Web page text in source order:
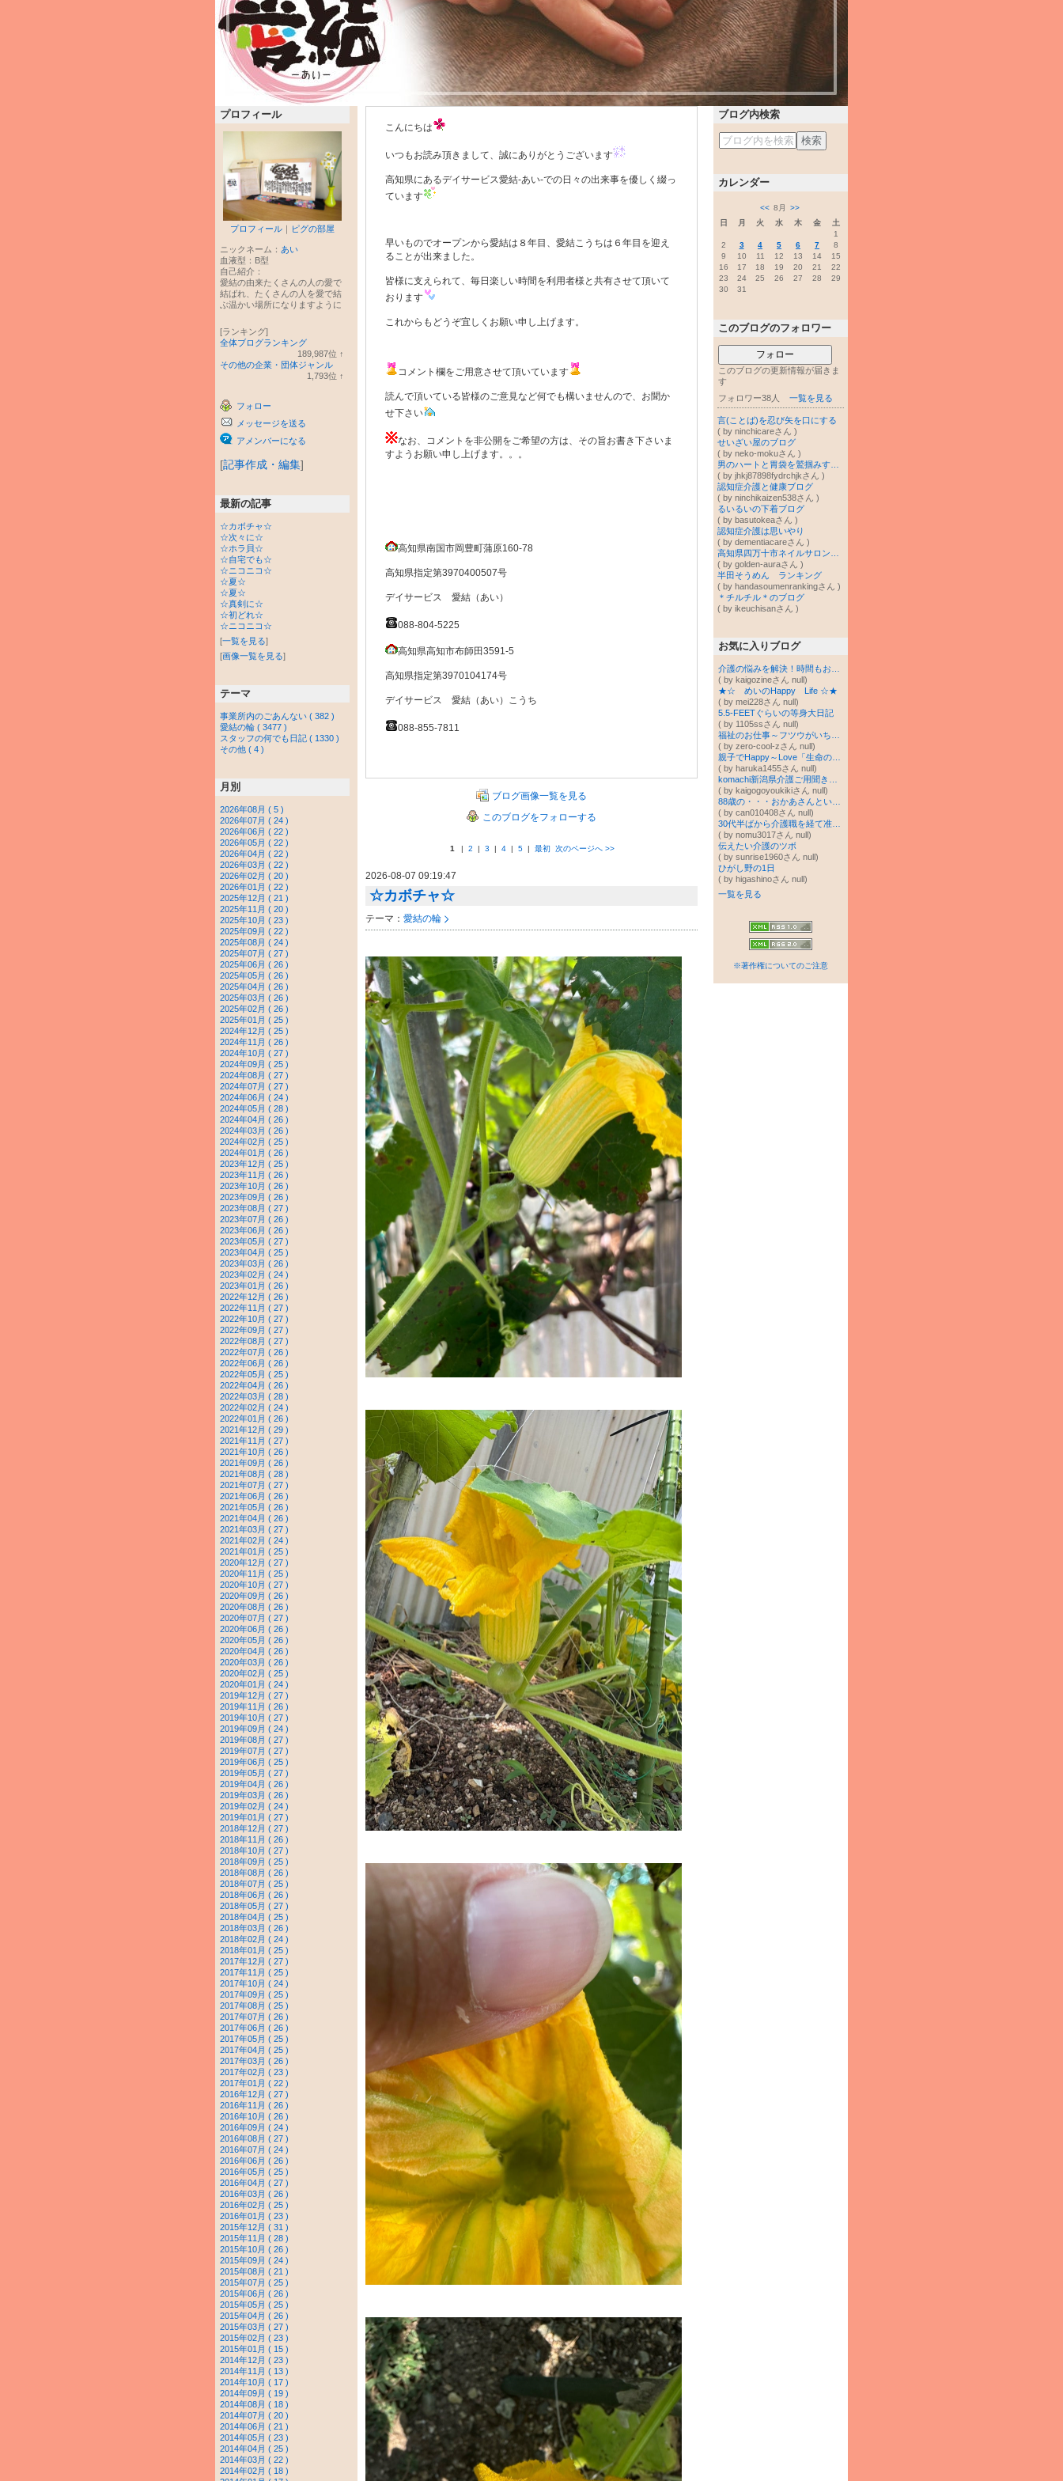
プロフィール
プロフィール ｜ ピグの部屋
ニックネーム： あい
血液型： B型
自己紹介：
愛結の由来たくさんの人の愛で
結ばれ、たくさんの人を愛で結
ぶ温かい場所になりますように
[ランキング]
全体ブログランキング
189,987位 ↑
その他の企業・団体ジャンル
1,793位 ↑
フォロー
メッセージを送る
アメンバーになる
[記事作成・編集]
最新の記事
☆カボチャ☆
☆次々に☆
☆ホラ貝☆
☆自宅でも☆
☆ニコニコ☆
☆夏☆
☆夏☆
☆真剣に☆
☆初どれ☆
☆ニコニコ☆
[一覧を見る]
[画像一覧を見る]
テーマ
事業所内のごあんない ( 382 )
愛結の輪 ( 3477 )
スタッフの何でも日記 ( 1330 )
その他 ( 4 )
月別
2026年08月 ( 5 )
2026年07月 ( 24 )
2026年06月 ( 22 )
2026年05月 ( 22 )
2026年04月 ( 22 )
2026年03月 ( 22 )
2026年02月 ( 20 )
2026年01月 ( 22 )
2025年12月 ( 21 )
2025年11月 ( 20 )
2025年10月 ( 23 )
2025年09月 ( 22 )
2025年08月 ( 24 )
2025年07月 ( 27 )
2025年06月 ( 26 )
2025年05月 ( 26 )
2025年04月 ( 26 )
2025年03月 ( 26 )
2025年02月 ( 26 )
2025年01月 ( 25 )
2024年12月 ( 25 )
2024年11月 ( 26 )
2024年10月 ( 27 )
2024年09月 ( 25 )
2024年08月 ( 27 )
2024年07月 ( 27 )
2024年06月 ( 24 )
2024年05月 ( 28 )
2024年04月 ( 26 )
2024年03月 ( 26 )
2024年02月 ( 25 )
2024年01月 ( 26 )
2023年12月 ( 25 )
2023年11月 ( 26 )
2023年10月 ( 26 )
2023年09月 ( 26 )
2023年08月 ( 27 )
2023年07月 ( 26 )
2023年06月 ( 26 )
2023年05月 ( 27 )
2023年04月 ( 25 )
2023年03月 ( 26 )
2023年02月 ( 24 )
2023年01月 ( 26 )
2022年12月 ( 26 )
2022年11月 ( 27 )
2022年10月 ( 27 )
2022年09月 ( 27 )
2022年08月 ( 27 )
2022年07月 ( 26 )
2022年06月 ( 26 )
2022年05月 ( 25 )
2022年04月 ( 26 )
2022年03月 ( 28 )
2022年02月 ( 24 )
2022年01月 ( 26 )
2021年12月 ( 29 )
2021年11月 ( 27 )
2021年10月 ( 26 )
2021年09月 ( 26 )
2021年08月 ( 28 )
2021年07月 ( 27 )
2021年06月 ( 26 )
2021年05月 ( 26 )
2021年04月 ( 26 )
2021年03月 ( 27 )
2021年02月 ( 24 )
2021年01月 ( 25 )
2020年12月 ( 27 )
2020年11月 ( 25 )
2020年10月 ( 27 )
2020年09月 ( 26 )
2020年08月 ( 26 )
2020年07月 ( 27 )
2020年06月 ( 26 )
2020年05月 ( 26 )
2020年04月 ( 26 )
2020年03月 ( 26 )
2020年02月 ( 25 )
2020年01月 ( 24 )
2019年12月 ( 27 )
2019年11月 ( 26 )
2019年10月 ( 27 )
2019年09月 ( 24 )
2019年08月 ( 27 )
2019年07月 ( 27 )
2019年06月 ( 25 )
2019年05月 ( 27 )
2019年04月 ( 26 )
2019年03月 ( 26 )
2019年02月 ( 24 )
2019年01月 ( 27 )
2018年12月 ( 27 )
2018年11月 ( 26 )
2018年10月 ( 27 )
2018年09月 ( 25 )
2018年08月 ( 26 )
2018年07月 ( 25 )
2018年06月 ( 26 )
2018年05月 ( 27 )
2018年04月 ( 25 )
2018年03月 ( 26 )
2018年02月 ( 24 )
2018年01月 ( 25 )
2017年12月 ( 27 )
2017年11月 ( 25 )
2017年10月 ( 24 )
2017年09月 ( 25 )
2017年08月 ( 25 )
2017年07月 ( 26 )
2017年06月 ( 26 )
2017年05月 ( 25 )
2017年04月 ( 25 )
2017年03月 ( 26 )
2017年02月 ( 23 )
2017年01月 ( 22 )
2016年12月 ( 27 )
2016年11月 ( 26 )
2016年10月 ( 26 )
2016年09月 ( 24 )
2016年08月 ( 27 )
2016年07月 ( 24 )
2016年06月 ( 26 )
2016年05月 ( 25 )
2016年04月 ( 27 )
2016年03月 ( 26 )
2016年02月 ( 25 )
2016年01月 ( 23 )
2015年12月 ( 31 )
2015年11月 ( 28 )
2015年10月 ( 26 )
2015年09月 ( 24 )
2015年08月 ( 21 )
2015年07月 ( 25 )
2015年06月 ( 26 )
2015年05月 ( 25 )
2015年04月 ( 26 )
2015年03月 ( 27 )
2015年02月 ( 23 )
2015年01月 ( 15 )
2014年12月 ( 23 )
2014年11月 ( 13 )
2014年10月 ( 17 )
2014年09月 ( 19 )
2014年08月 ( 18 )
2014年07月 ( 20 )
2014年06月 ( 21 )
2014年05月 ( 23 )
2014年04月 ( 25 )
2014年03月 ( 22 )
2014年02月 ( 18 )
こんにちは
いつもお読み頂きまして、誠にありがとうございます
高知県にあるデイサービス愛結-あい-での日々の出来事を優しく綴っ
ています
早いものでオープンから愛結は８年目、愛結こうちは６年目を迎え
ることが出来ました。
皆様に支えられて、毎日楽しい時間を利用者様と共有させて頂いて
おります
これからもどうぞ宜しくお願い申し上げます。
コメント欄をご用意させて頂いています
読んで頂いている皆様のご意見など何でも構いませんので、お聞か
せ下さい
なお、コメントを非公開をご希望の方は、その旨お書き下さいま
すようお願い申し上げます。。。
高知県南国市岡豊町蒲原160-78
高知県指定第3970400507号
デイサービス 愛結（あい）
088-804-5225
高知県高知市布師田3591-5
高知県指定第3970104174号
デイサービス 愛結（あい）こうち
088-855-7811
ブログ画像一覧を見る
このブログをフォローする
1 | 2 | 3 | 4 | 5 | 最初 次のページへ >>
2026-08-07 09:19:47
☆カボチャ☆
テーマ： 愛結の輪
ブログ内検索
カレンダー
<< 8月
>>
日
月 火 水 木 金
土
1
2
3 4 5 6 7
8
9
10 11 12 13 14
15
16
17 18 19 20 21
22
23
24 25 26 27 28
29
30
31
このブログのフォロワー
フォロー
このブログの更新情報が届きま
す
フォロワー38人
一覧を見る
言(ことば)を忍び矢を口にする
( by ninchicareさん )
せいざい屋のブログ
( by neko-mokuさん )
( by jhkj87898fydrchjkさん )
認知症介護と健康ブログ
( by ninchikaizen538さん )
るいるいの下着ブログ
( by basutokeaさん )
認知症介護は思いやり
( by dementiacareさん )
( by golden-auraさん )
半田そうめん ランキング
( by handasoumenrankingさん )
＊チルチル＊のブログ
( by ikeuchisanさん )
お気に入りブログ
( by kaigozineさん null)
★☆ めいのHappy Life ☆★
( by mei228さん null)
5.5-FEETぐらいの等身大日記
( by 1105ssさん null)
( by zero-cool-zさん null)
( by haruka1455さん null)
( by kaigogoyoukikiさん null)
( by can010408さん null)
( by nomu3017さん null)
伝えたい介護のツボ
( by sunrise1960さん null)
ひがし野の1日
( by higashinoさん null)
一覧を見る
※著作権についてのご注意